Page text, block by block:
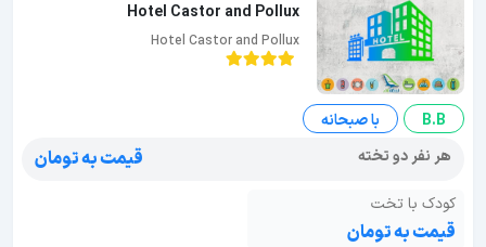
Hotel Castor and Pollux
Hotel Castor and Pollux
B.B
با صبحانه
هر نفر دو تخته
قیمت به تومان
کودک با تخت
قیمت به تومان